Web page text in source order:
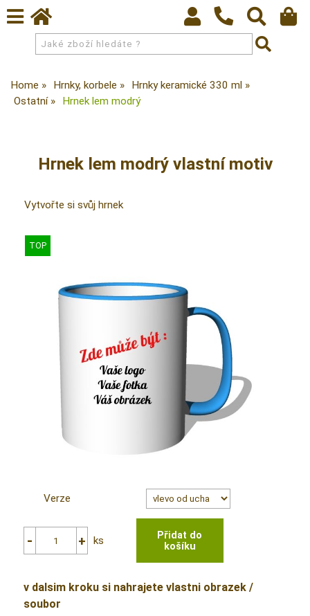
Home Hrnky, korbele
Hrnky keramické 330 ml
Ostatní
Hrnek lem modrý
Hrnek lem modrý vlastní motiv
Vytvořte si svůj hrnek
Verze
ks
v dalsim kroku si nahrajete vlastni obrazek /
soubor